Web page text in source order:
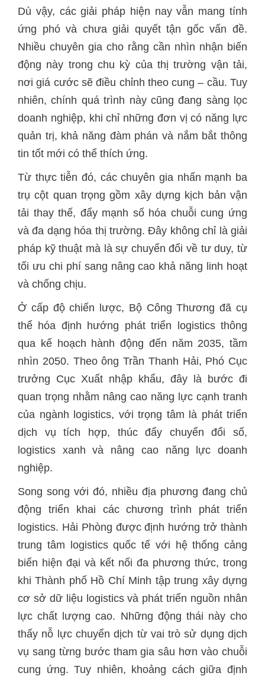
Dù vậy, các giải pháp hiện nay vẫn mang tính
ứng phó và chưa giải quyết tận gốc vấn đề.
Nhiều chuyên gia cho rằng cần nhìn nhận biến
động này trong chu kỳ của thị trường vận tải,
nơi giá cước sẽ điều chỉnh theo cung – cầu. Tuy
nhiên, chính quá trình này cũng đang sàng lọc
doanh nghiệp, khi chỉ những đơn vị có năng lực
quản trị, khả năng đàm phán và nắm bắt thông
tin tốt mới có thể thích ứng.
Từ thực tiễn đó, các chuyên gia nhấn mạnh ba
trụ cột quan trọng gồm xây dựng kịch bản vận
tải thay thế, đẩy mạnh số hóa chuỗi cung ứng
và đa dạng hóa thị trường. Đây không chỉ là giải
pháp kỹ thuật mà là sự chuyển đổi về tư duy, từ
tối ưu chi phí sang nâng cao khả năng linh hoạt
và chống chịu.
Ở cấp độ chiến lược, Bộ Công Thương đã cụ
thể hóa định hướng phát triển logistics thông
qua kế hoạch hành động đến năm 2035, tầm
nhìn 2050. Theo ông Trần Thanh Hải, Phó Cục
trưởng Cục Xuất nhập khẩu, đây là bước đi
quan trọng nhằm nâng cao năng lực cạnh tranh
của ngành logistics, với trọng tâm là phát triển
dịch vụ tích hợp, thúc đẩy chuyển đổi số,
logistics xanh và nâng cao năng lực doanh
nghiệp.
Song song với đó, nhiều địa phương đang chủ
động triển khai các chương trình phát triển
logistics. Hải Phòng được định hướng trở thành
trung tâm logistics quốc tế với hệ thống cảng
biển hiện đại và kết nối đa phương thức, trong
khi Thành phố Hồ Chí Minh tập trung xây dựng
cơ sở dữ liệu logistics và phát triển nguồn nhân
lực chất lượng cao. Những động thái này cho
thấy nỗ lực chuyển dịch từ vai trò sử dụng dịch
vụ sang từng bước tham gia sâu hơn vào chuỗi
cung ứng. Tuy nhiên, khoảng cách giữa định